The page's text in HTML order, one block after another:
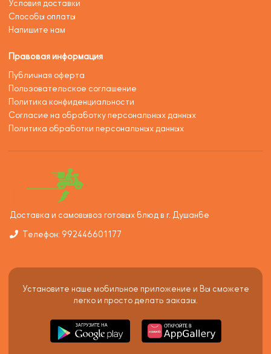
Условия доставки
Способы оплаты
Напишите нам
Правовая информация
Публичная оферта
Пользовательское соглашение
Политика конфиденциальности
Согласие на обработку персональных данных
Политика обработки персональных данных
Доставка и самовывоз готовых блюд в г. Душанбе
Телефон: 992446601177
Установите наше мобильное приложение и Вы сможете
легко и просто делать заказы.